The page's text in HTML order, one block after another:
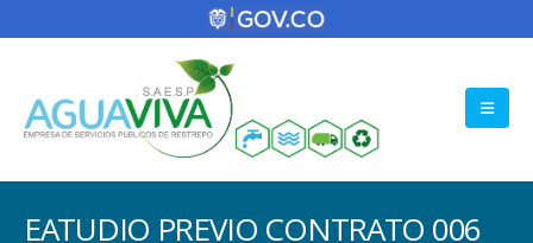
EATUDIO PREVIO CONTRATO 006